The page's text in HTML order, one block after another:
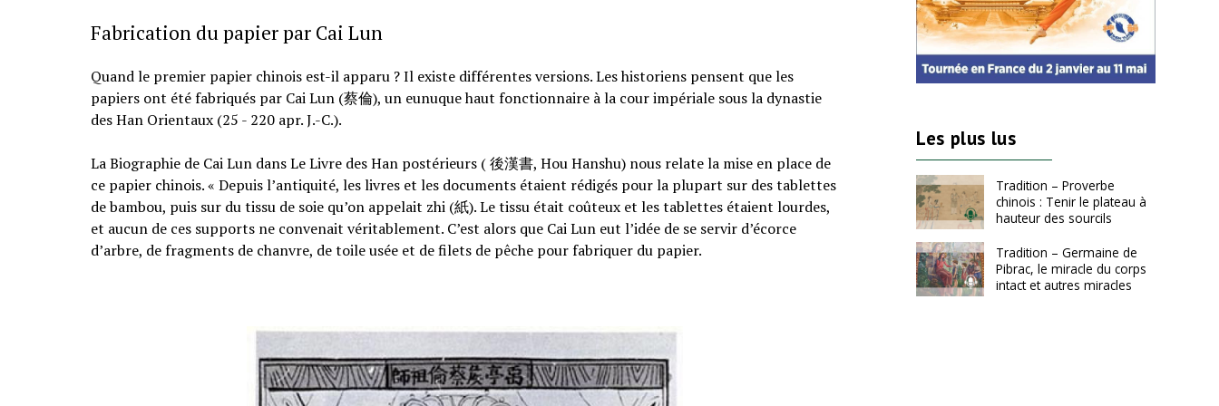
Fabrication du papier par Cai Lun
Quand le premier papier chinois est-il apparu ? Il existe différentes versions. Les historiens pensent que les
papiers ont été fabriqués par Cai Lun (蔡倫), un eunuque haut fonctionnaire à la cour impériale sous la dynastie
des Han Orientaux (25 - 220 apr. J.-C.).
La Biographie de Cai Lun dans Le Livre des Han postérieurs ( 後漢書, Hou Hanshu) nous relate la mise en place de
ce papier chinois. « Depuis l’antiquité, les livres et les documents étaient rédigés pour la plupart sur des tablettes
de bambou, puis sur du tissu de soie qu’on appelait zhi (紙). Le tissu était coûteux et les tablettes étaient lourdes,
et aucun de ces supports ne convenait véritablement. C’est alors que Cai Lun eut l’idée de se servir d’écorce
d’arbre, de fragments de chanvre, de toile usée et de filets de pêche pour fabriquer du papier.
Les plus lus
Tradition – Proverbe
chinois : Tenir le plateau à
hauteur des sourcils
Tradition – Germaine de
Pibrac, le miracle du corps
intact et autres miracles